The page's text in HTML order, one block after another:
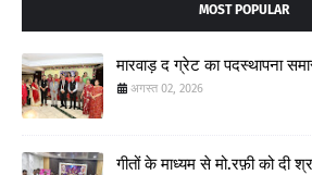
MOST POPULAR
मारवाड़ द ग्रेट का पदस्थापना
अगस्त 02, 2026
गीतों के माध्यम से मो.रफ़ी को दी